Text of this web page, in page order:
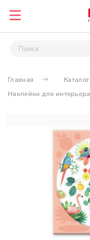
Главная Каталог
Наклейки для интерьера